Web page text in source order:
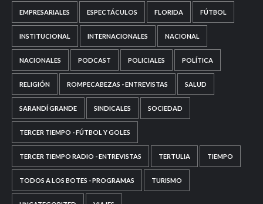
EMPRESARIALES ESPECTÁCULOS FLORIDA FÚTBOL
INSTITUCIONAL INTERNACIONALES NACIONAL
NACIONALES PODCAST POLICIALES POLÍTICA
RELIGIÓN ROMPECABEZAS - ENTREVISTAS SALUD
SARANDÍ GRANDE SINDICALES SOCIEDAD
TERCER TIEMPO - FÚTBOL Y GOLES
TERCER TIEMPO RADIO - ENTREVISTAS TERTULIA TIEMPO
TODOS A LOS BOTES - PROGRAMAS TURISMO